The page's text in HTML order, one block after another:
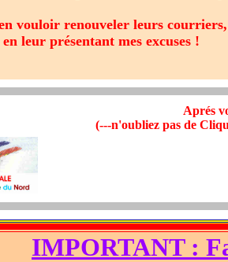
vouloir renouveler leurs
leur présentant mes excuses !
Aprés
(---n'oubliez pas de
: Face au